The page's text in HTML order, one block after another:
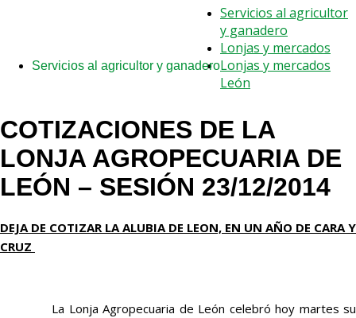
Servicios al agricultor y ganadero
Servicios al agricultor
y ganadero
Lonjas y mercados
Lonjas y mercados
León
COTIZACIONES DE LA
LONJA AGROPECUARIA DE
LEÓN – SESIÓN 23/12/2014
DEJA DE COTIZAR LA ALUBIA DE LEON, EN UN AÑO DE CARA Y
CRUZ
La Lonja Agropecuaria de León celebró hoy martes su